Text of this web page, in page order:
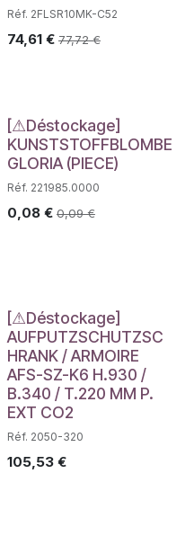
Réf. 2FLSR10MK-C52
74,61€ 77,72€
Déstockage
[⚠Déstockage]
KUNSTSTOFFBLOMBE
GLORIA (PIECE)
Réf. 221985.0000
0,08€ 0,09€
Déstockage
[⚠Déstockage]
AUFPUTZSCHUTZSC
HRANK / ARMOIRE
AFS-SZ-K6 H.930 /
B.340 / T.220 MM P.
EXT CO2
Réf. 2050-320
105,53€